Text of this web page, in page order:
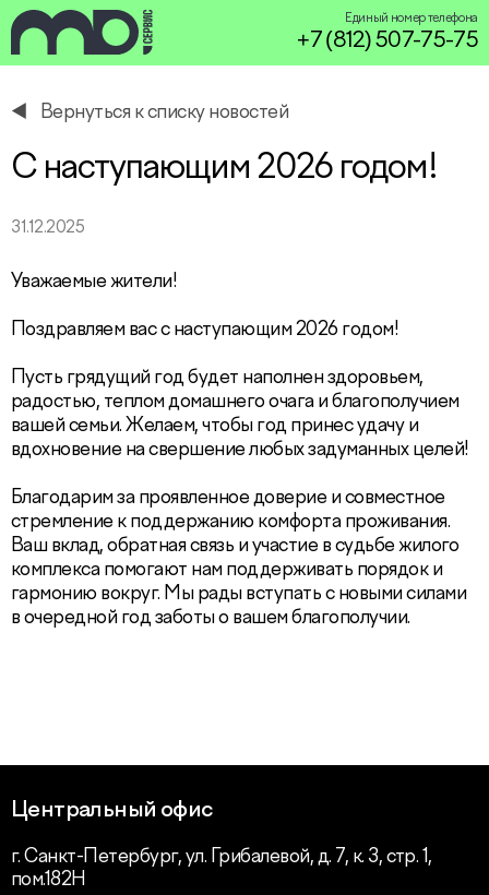
Единый номер телефона
+7 (812) 507-75-75
service@miservice.ru
Вернуться к списку новостей
С наступающим 2026 годом!
31.12.2025
Уважаемые жители!
Поздравляем вас с наступающим 2026 годом!
Пусть грядущий год будет наполнен здоровьем,
радостью, теплом домашнего очага и благополучием
вашей семьи. Желаем, чтобы год принес удачу и
вдохновение на свершение любых задуманных целей!
Благодарим за проявленное доверие и совместное
стремление к поддержанию комфорта проживания.
Ваш вклад, обратная связь и участие в судьбе жилого
комплекса помогают нам поддерживать порядок и
гармонию вокруг. Мы рады вступать с новыми силами
в очередной год заботы о вашем благополучии.
Центральный офис
г. Санкт-Петербург, ул. Грибалевой, д. 7, к. 3, стр. 1,
пом.182Н